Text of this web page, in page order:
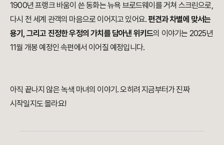
1900년 프랭크 바움이 쓴 동화는 뉴욕 브로드웨이를 거쳐 스크린으로,
다시 전 세계 관객의 마음으로 이어지고 있어요.편견과 차별에 맞서는
용기, 그리고 진정한 우정의 가치를 담아낸 위키드의 이야기는 2025년
11월 개봉 예정인 속편에서 이어질 예정입니다.
아직 끝나지 않은 녹색 마녀의 이야기. 오히려 지금부터가 진짜
시작일지도 몰라요!